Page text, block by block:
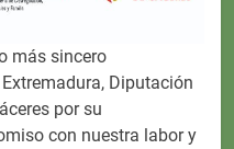
más sincero
Diputación
por su
con nuestra labor y